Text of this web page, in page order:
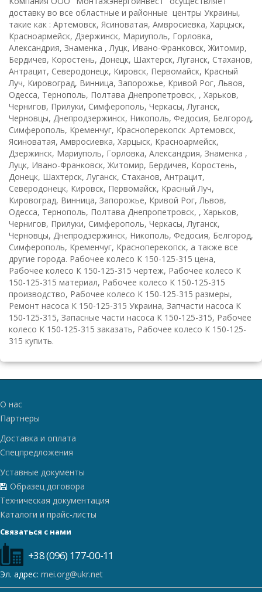
доставку во все областные и районные центры Украины,
такие как : Артемовск, Ясиноватая, Амвросиевка, Харцыск,
Красноармейск, Дзержинск, Мариуполь, Горловка,
Александрия, Знаменка , Луцк, Ивано-Франковск, Житомир,
Бердичев, Коростень, Донецк, Шахтерск, Луганск, Стаханов,
Антрацит, Северодонецк, Кировск, Первомайск, Красный
Луч, Кировоград, Винница, Запорожье, Кривой Рог, Львов,
Одесса, Тернополь, Полтава Днепропетровск, , Харьков,
Чернигов, Прилуки, Симферополь, Черкасы, Луганск,
Черновцы, Днепродзержинск, Никополь, Федосия, Белгород,
Симферополь, Кременчуг, Красноперекопск .Артемовск,
Ясиноватая, Амвросиевка, Харцыск, Красноармейск,
Дзержинск, Мариуполь, Горловка, Александрия, Знаменка ,
Луцк, Ивано-Франковск, Житомир, Бердичев, Коростень,
Донецк, Шахтерск, Луганск, Стаханов, Антрацит,
Северодонецк, Кировск, Первомайск, Красный Луч,
Кировоград, Винница, Запорожье, Кривой Рог, Львов,
Одесса, Тернополь, Полтава Днепропетровск, , Харьков,
Чернигов, Прилуки, Симферополь, Черкасы, Луганск,
Черновцы, Днепродзержинск, Никополь, Федосия, Белгород,
Симферополь, Кременчуг, Красноперекопск, а также все
другие города. Рабочее колесо К 150-125-315 цена,
Рабочее колесо К 150-125-315 чертеж, Рабочее колесо К
150-125-315 материал, Рабочее колесо К 150-125-315
производство, Рабочее колесо К 150-125-315 размеры,
Ремонт насоса К 150-125-315 Украина, Запчасти насоса К
150-125-315, Запасные части насоса К 150-125-315, Рабочее
колесо К 150-125-315 заказать, Рабочее колесо К 150-125-
315 купить.
О нас
Партнеры
Доставка и оплата
Спецпредложения
Уставные документы
Образец договора
Техническая документация
Каталоги и прайс-листы
Связаться с нами
+38 (096) 177-00-11
Эл. адрес: mei.org@ukr.net